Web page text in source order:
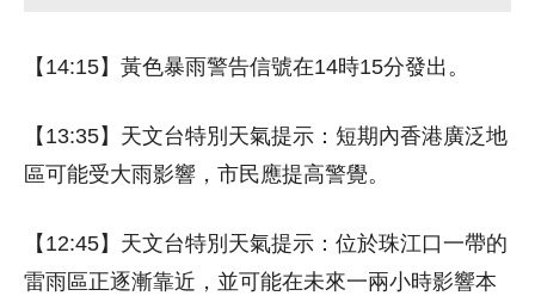
【14:15】黃色暴雨警告信號在14時15分發出。
【13:35】天文台特別天氣提示：短期內香港廣泛地
區可能受大雨影響，市民應提高警覺。
【12:45】天文台特別天氣提示：位於珠江口一帶的
雷雨區正逐漸靠近，並可能在未來一兩小時影響本